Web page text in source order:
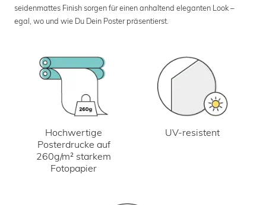
seidenmattes Finish sorgen für einen anhaltend eleganten Look –
egal, wo und wie Du Dein Poster präsentierst.
Hochwertige
Posterdrucke auf
260g/m² starkem
Fotopapier
UV-resistent